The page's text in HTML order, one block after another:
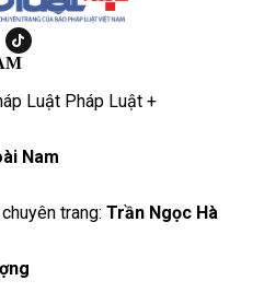
Luật Pháp Luật +
Nam
trang: Trần Ngọc Hà